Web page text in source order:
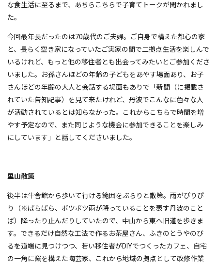
な食生活に至るまで、あちらこちらで子育てトークが聞かれまし
た。
今回最年長だったのは70歳代のご夫婦。ご自身で構えた都心の家
と、長らく空き家になっていたご実家の間で二拠点生活を楽しんで
いるけれど、もっと他の移住者とも出会ってみたいとご参加くださ
いました。お孫さんほどの年齢の子どもをあやす場面あり、お子
さんほどの年齢の大人と会話する場面もありで「新聞（に掲載さ
れていた告知記事）を見て来たけれど、丹波でこんなに色々な人
が活動されているとは知らなかった。これからこちらで時間を増
やす予定なので、また同じような機会に参加できることを楽しみ
にしています」と話してくださいました。
里山散策
後半は牛舎館から歩いて行ける範囲をぶらりと散策。雨がぴりぴ
り（※ぱらぱら、ポツポツ雨が降っていることを表す丹波のこと
ば）降ったり止んだりしていたので、中山から東へ旧道を歩きま
す。できるだけ自然な工法で作るお茶屋さん、ふきのとうやのび
るを道端に見つけつつ、若い移住者がDIYでつくったカフェ、自宅
の一角に窯を構えた陶芸家、これから地域の拠点として改修作業